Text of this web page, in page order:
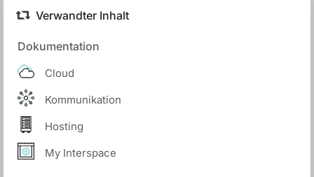
Verwandter Inhalt
Dokumentation
Cloud
Kommunikation
Hosting
My Interspace